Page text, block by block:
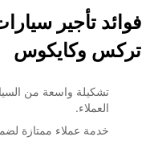
تركس وكايكوس
تشكيلة واسعة من
العملاء.
خدمة عملاء ممتازة